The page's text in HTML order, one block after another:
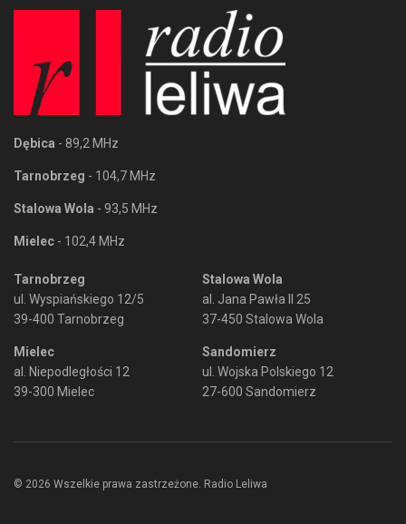
Dębica - 89,2 MHz
Tarnobrzeg - 104,7 MHz
Stalowa Wola - 93,5 MHz
Mielec - 102,4 MHz
Tarnobrzeg
ul. Wyspiańskiego 12/5
39-400 Tarnobrzeg
Mielec
al. Niepodległości 12
39-300 Mielec
Stalowa Wola
al. Jana Pawła II 25
37-450 Stalowa Wola
Sandomierz
ul. Wojska Polskiego 12
27-600 Sandomierz
© 2026 Wszelkie prawa zastrzeżone. Radio Leliwa